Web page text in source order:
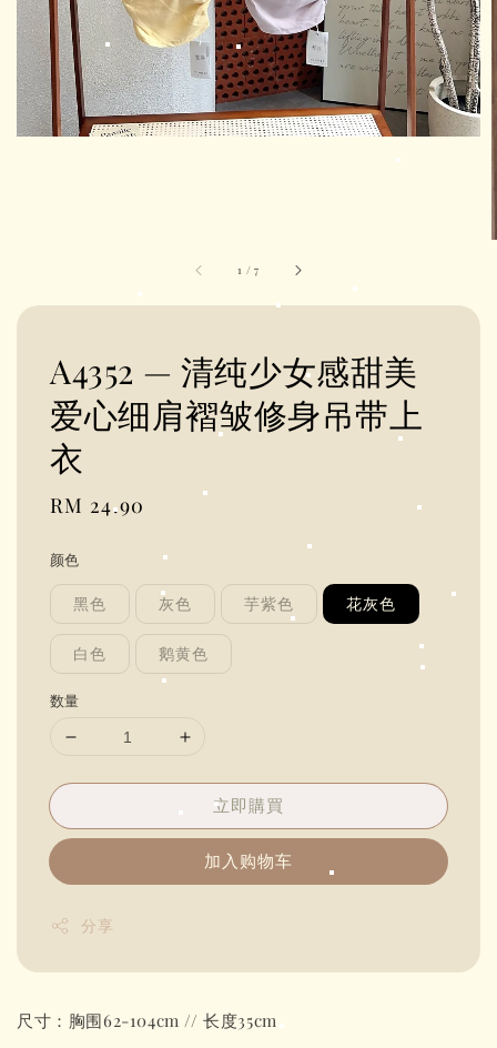
1 /7
A4352 — 清纯少女感甜美
爱心细肩褶皱修身吊带上
衣
Regular
RM 24.90
颜色
黑色 灰色 芋紫色 花灰色
白色 鹅黄色
数量
立即購買
加入购物车
分享
尺寸：胸围62-104cm // 长度35cm